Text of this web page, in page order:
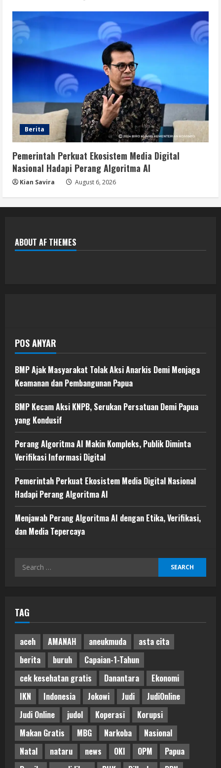
Berita
Pemerintah Perkuat Ekosistem Media Digital
Nasional Hadapi Perang Algoritma AI
Kian Savira August 6, 2026
ABOUT AF THEMES
POS ANYAR
BMP Ajak Masyarakat Tolak Aksi Anarkis Demi Menjaga
Keamanan dan Pembangunan Papua
BMP Kecam Aksi KNPB, Serukan Persatuan Demi Papua
yang Kondusif
Perang Algoritma AI Makin Kompleks, Publik Diminta
Verifikasi Informasi Digital
Pemerintah Perkuat Ekosistem Media Digital Nasional
Hadapi Perang Algoritma AI
Menjawab Perang Algoritma AI dengan Etika, Verifikasi,
dan Media Tepercaya
Search
TAG
aceh AMANAH aneukmuda
asta cita
berita
buruh
Capaian-1-Tahun
cek kesehatan gratis
Danantara
Ekonomi
IKN
Indonesia Jokowi Judi
JudiOnline
Judi Online
judol Koperasi
Korupsi
Makan Gratis
MBG Narkoba
Nasional
Natal
nataru news OKI OPM
Papua